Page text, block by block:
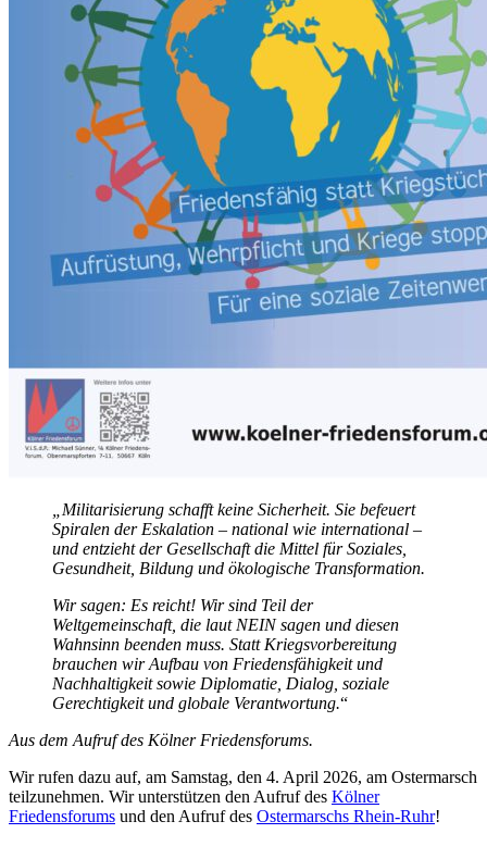
„Militarisierung schafft keine Sicherheit. Sie befeuert
Spiralen der Eskalation – national wie international –
und entzieht der Gesellschaft die Mittel für Soziales,
Gesundheit, Bildung und ökologische Transformation.
Wir sagen: Es reicht! Wir sind Teil der
Weltgemeinschaft, die laut NEIN sagen und diesen
Wahnsinn beenden muss. Statt Kriegsvorbereitung
brauchen wir Aufbau von Friedensfähigkeit und
Nachhaltigkeit sowie Diplomatie, Dialog, soziale
Gerechtigkeit und globale Verantwortung.“
Aus dem Aufruf des Kölner Friedensforums.
Wir rufen dazu auf, am Samstag, den 4. April 2026, am Ostermarsch
teilzunehmen. Wir unterstützen den Aufruf des Kölner
Friedensforums und den Aufruf des Ostermarschs Rhein-Ruhr!